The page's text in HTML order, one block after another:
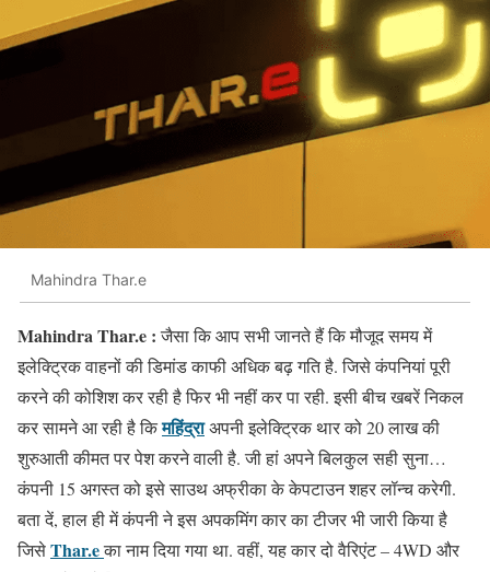
Mahindra Thar.e
Mahindra Thar.e :जैसा कि आप सभी जानते हैं कि मौजूद समय में
इलेक्ट्रिक वाहनों की डिमांड काफी अधिक बढ़ गति है. जिसे कंपनियां पूरी
करने की कोशिश कर रही है फिर भी नहीं कर पा रही. इसी बीच खबरें निकल
कर सामने आ रही है किमहिंद्राअपनी इलेक्ट्रिक थार को 20 लाख की
शुरुआती कीमत पर पेश करने वाली है. जी हां अपने बिलकुल सही सुना…
कंपनी 15 अगस्त को इसे साउथ अफ्रीका के केपटाउन शहर लॉन्च करेगी.
बता दें, हाल ही में कंपनी ने इस अपकमिंग कार का टीजर भी जारी किया है
जिसेThar.eका नाम दिया गया था. वहीं, यह कार दो वैरिएंट – 4WD और